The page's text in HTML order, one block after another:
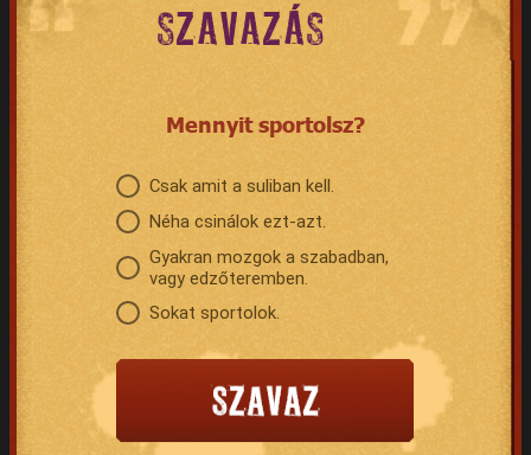
SZAVAZÁS
Mennyit sportolsz?
Csak amit a suliban kell.
Néha csinálok ezt-azt.
Gyakran mozgok a szabadban,
vagy edzőteremben.
Sokat sportolok.